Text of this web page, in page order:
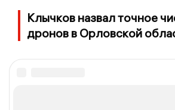
Клычков назвал точное
дронов в Орловской